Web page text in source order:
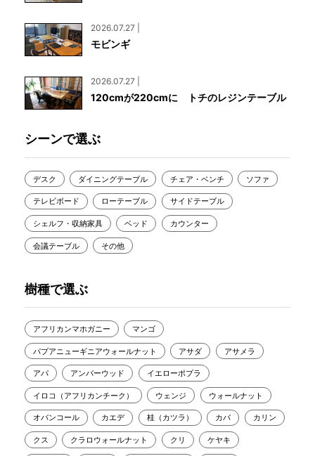
2026.07.27 |
モビンギ
2026.07.27 |
120cmが220cmに トチのレジンテーブル
シーンで選ぶ
デスク ダイニングテーブル チェア・ベンチ ソファ
テレビボード ローテーブル サイドテーブル
シェルフ・収納家具 ベッド カウンター
会議テーブル その他
樹種で選ぶ
アフリカンマホガニー マンゴ
パプアニューギニアウォールナット アサダ アサメラ
アパ アンバーウッド イエローポプラ
イロコ（アフリカンチーク） ウェンジ ウォールナット
オバンコール カエデ 桂（カツラ） カバ カリン
クス クラロウォールナット クリ ケヤキ